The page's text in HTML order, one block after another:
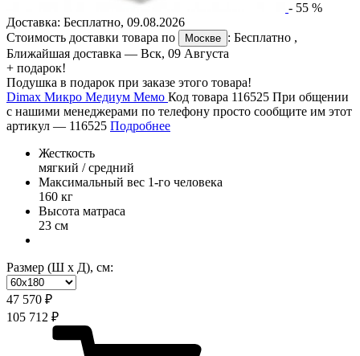
- 55 %
Доставка: Бесплатно, 09.08.2026
Стоимость доставки товара по
Москве : Бесплатно ,
Ближайшая доставка — Вск, 09 Августа
+ подарок!
Подушка в подарок при заказе этого товара!
Dimax Микро Медиум Мемо Код товара 116525 При общении
с нашими менеджерами по телефону просто сообщите им этот
артикул — 116525 Подробнее
Жесткость
мягкий / средний
Максимальный вес 1-го человека
160 кг
Высота матраса
23 см
Размер (Ш х Д), см:
47 570 ₽
105 712 ₽